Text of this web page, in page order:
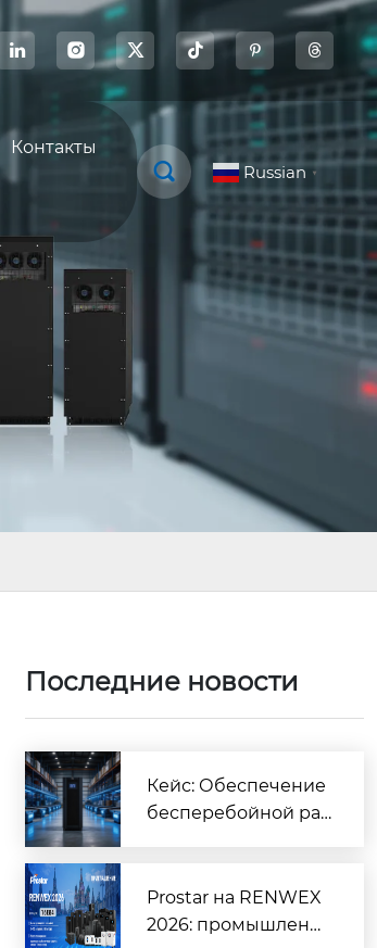
     
Контакты
 Russian ▼
Последние новости
Кейс: Обеспечение
бесперебойной ра
Prostar
Prostar на RENWEX
2026: промышленн